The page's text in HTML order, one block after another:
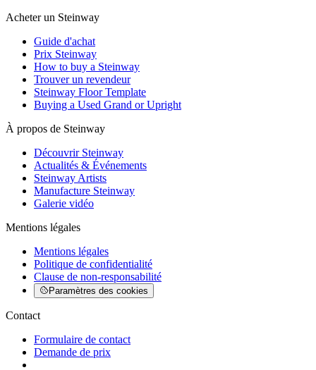
Acheter un Steinway
Guide d'achat
Prix Steinway
How to buy a Steinway
Trouver un revendeur
Steinway Floor Template
Buying a Used Grand or Upright
À propos de Steinway
Découvrir Steinway
Actualités & Événements
Steinway Artists
Manufacture Steinway
Galerie vidéo
Mentions légales
Mentions légales
Politique de confidentialité
Clause de non-responsabilité
Paramètres des cookies
Contact
Formulaire de contact
Demande de prix